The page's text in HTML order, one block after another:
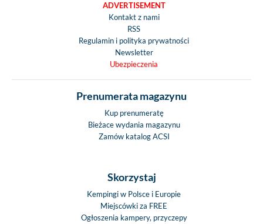
ADVERTISEMENT
Kontakt z nami
RSS
Regulamin i polityka prywatności
Newsletter
Ubezpieczenia
Prenumerata magazynu
Kup prenumeratę
Bieżace wydania magazynu
Zamów katalog ACSI
Skorzystaj
Kempingi w Polsce i Europie
Miejscówki za FREE
Ogłoszenia kampery, przyczepy